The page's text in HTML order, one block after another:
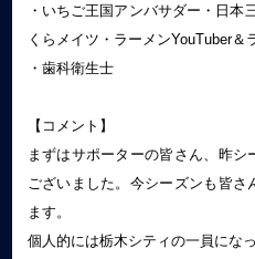
・いちご王国アンバサダー・日本
くらメイツ・ラーメンYouTuber＆
・歯科衛生士
【コメント】
まずはサポーターの皆さん、昨シ
ございました。今シーズンも皆
ます。
個人的には栃木シティの一員にな